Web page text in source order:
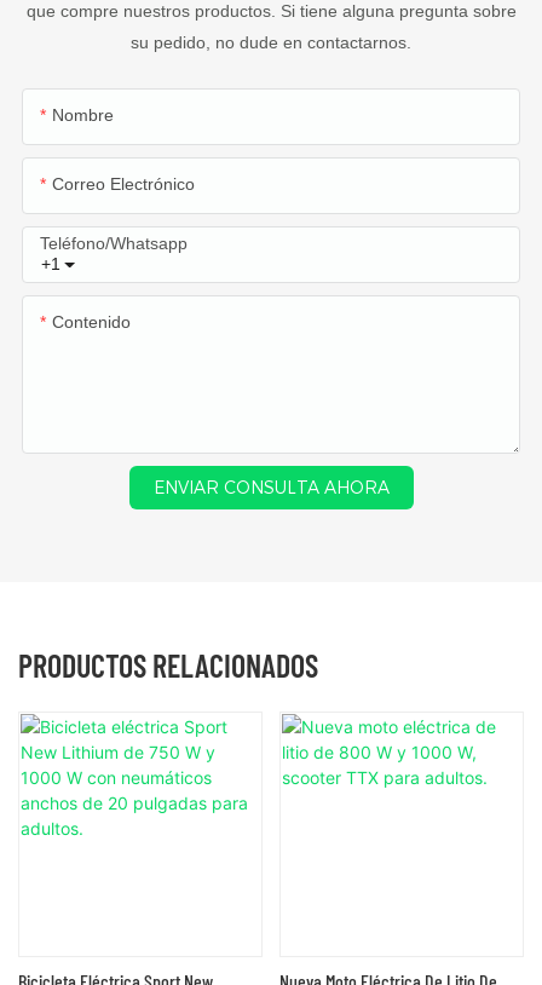
que compre nuestros productos. Si tiene alguna pregunta sobre
su pedido, no dude en contactarnos.
Nombre
Correo Electrónico
+1
Teléfono/whatsapp
Contenido
ENVIAR CONSULTA AHORA
PRODUCTOS RELACIONADOS